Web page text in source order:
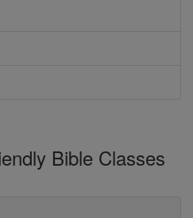
Bible Classes